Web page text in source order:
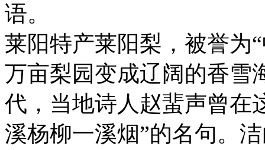
语。
莱阳特产莱阳梨，被誉为
万亩梨园变成辽阔的香雪
代，当地诗人赵蜚声曾在
溪杨柳一溪烟”的名句。